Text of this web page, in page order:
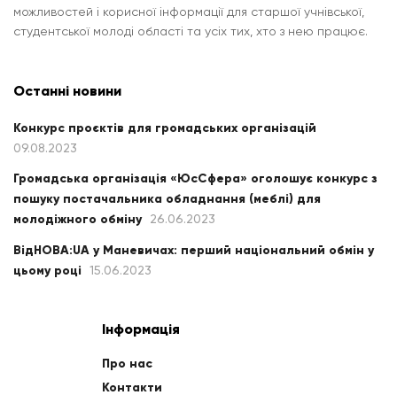
можливостей і корисної інформації для старшої учнівської,
студентської молоді області та усіх тих, хто з нею працює.
Останні новини
Конкурс проєктів для громадських організацій
09.08.2023
Громадська організація «ЮсСфера» оголошує конкурс з
пошуку постачальника обладнання (меблі) для
молодіжного обміну
26.06.2023
ВідНОВА:UA у Маневичах: перший національний обмін у
цьому році
15.06.2023
Інформація
Про нас
Контакти